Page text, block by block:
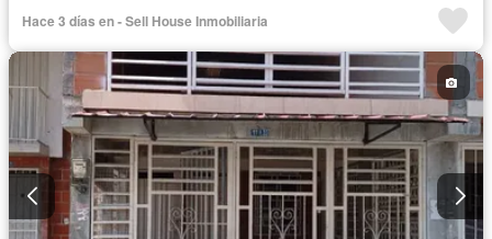
Hace 3 días en - Sell House Inmobiliaria